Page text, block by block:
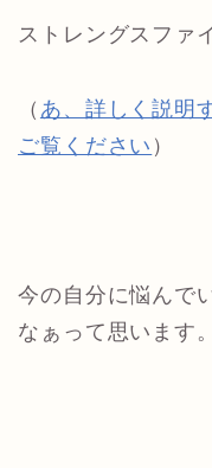
ストレングスファ
（ あ、詳しく説明
ご覧ください ）
今の自分に悩んで
なぁって思います。